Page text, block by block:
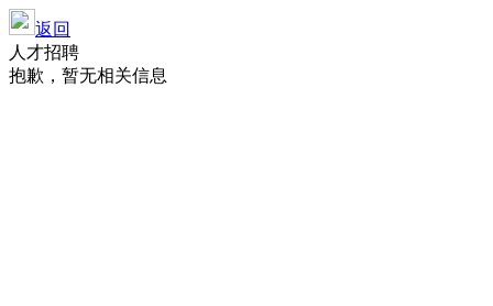
返回
人才招聘
抱歉，暂无相关信息